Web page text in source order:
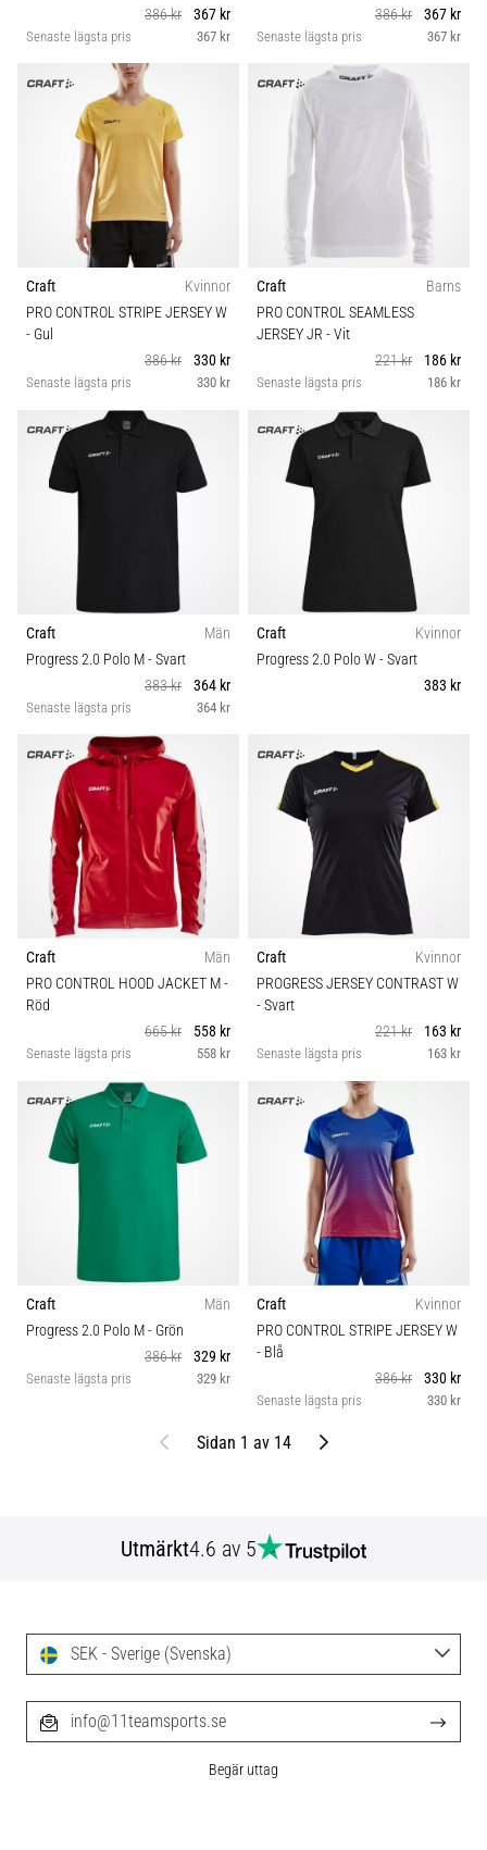
386 kr
367 kr
Senaste lägsta pris 367 kr
386 kr
367 kr
Senaste lägsta pris 367 kr
Craft
Kvinnor
PRO CONTROL STRIPE JERSEY W
- Gul
386 kr
330 kr
Senaste lägsta pris 330 kr
Craft
Barns
PRO CONTROL SEAMLESS
JERSEY JR - Vit
221 kr
186 kr
Senaste lägsta pris 186 kr
Craft
Män
Progress 2.0 Polo M- Svart
383 kr
364 kr
Senaste lägsta pris 364 kr
Craft
Kvinnor
Progress 2.0 Polo W- Svart
383 kr
Craft
Män
PRO CONTROL HOOD JACKET M-
Röd
665 kr
558 kr
Senaste lägsta pris 558 kr
Craft
Kvinnor
PROGRESS JERSEY CONTRAST W
- Svart
221 kr
163 kr
Senaste lägsta pris 163 kr
Craft
Män
Progress 2.0 Polo M- Grön
386 kr
329 kr
Senaste lägsta pris 329 kr
Craft
Kvinnor
PRO CONTROL STRIPE JERSEY W
- Blå
386 kr
330 kr
Senaste lägsta pris 330 kr
Föregående
Sidan 1 av 14 Nästa
Utmärkt4.6 av 5
SEK - Sverige (Svenska)
info@11teamsports.se
Begär uttag